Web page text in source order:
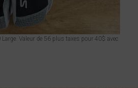
Valeur de 56 plus taxes pour 40$ avec